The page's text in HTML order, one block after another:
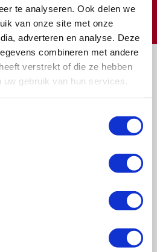
te analyseren. Ook delen we
van onze site met onze
adverteren en analyse. Deze
combineren met andere
verstrekt of die ze hebben
gebruik van hun services.
Doneer